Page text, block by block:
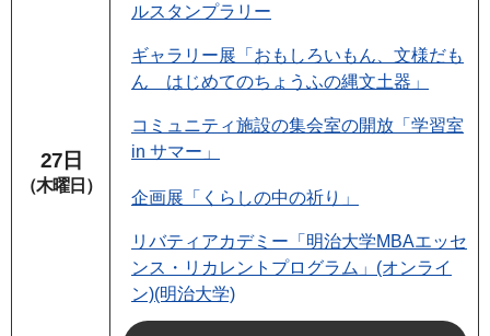
27日
（木曜日）
ルスタンプラリー
ギャラリー展「おもしろいもん、文様だも
ん はじめてのちょうふの縄文土器」
コミュニティ施設の集会室の開放「学習室
in サマー」
企画展「くらしの中の祈り」
リバティアカデミー「明治大学MBAエッセ
ンス・リカレントプログラム」(オンライ
ン)(明治大学)